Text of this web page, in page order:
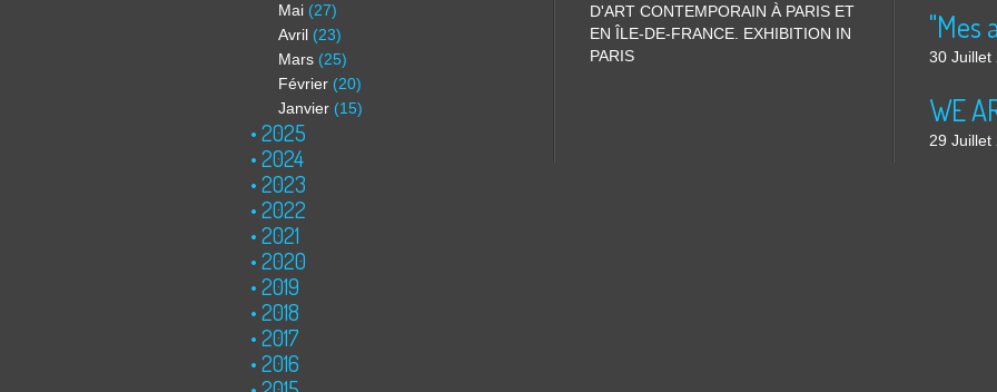
Mai (27)
Avril (23)
Mars (25)
Février (20)
Janvier (15)
2025
2024
2023
2022
2021
2020
2019
2018
2017
2016
D'ART CONTEMPORAIN À PARIS ET
EN ÎLE-DE-FRANCE. EXHIBITION IN
PARIS
"Mes
30 Juillet
WE
29 Juillet